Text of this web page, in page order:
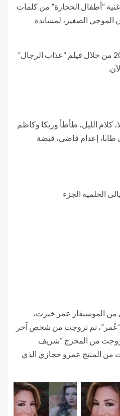
ثم قدمت في 2002 أغنية “أطفال الحجارة” من كلمات
الموجي الصغير، لمساندة
قررت العودة للتمثيل في 2011 من خلال فيلم “عذاب الرجال”
كلام الليل، طأطأ وريكا وكاظم
إعدام قاضي، قبضة
الحلمية الجزء
الأولى من الموسيقار عمر خيرت،
“عُمر”، ثم تزوجت من شخص آخر
من المخرج “شريف
من المنتج عمرو حجازي الذي